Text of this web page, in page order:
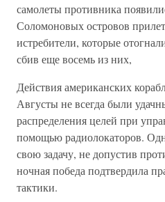
самолеты противника
Соломоновых островов
истребители, которые
сбив еще восемь из них,
Действия американских
Августы не всегда были
распределения целей при
помощью радиолокаторов.
свою задачу, не допустив
ночная победа подтвердила
тактики.